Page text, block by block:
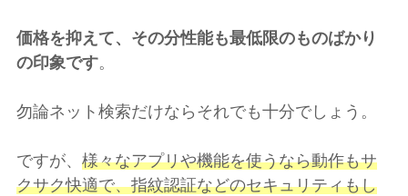
価格を抑えて、その分性能も最低限のものばかり
の印象です。
勿論ネット検索だけならそれでも十分でしょう。
ですが、 様々なアプリや機能を使うなら動作もサ
クサク快適で、指紋認証などのセキュリティもし